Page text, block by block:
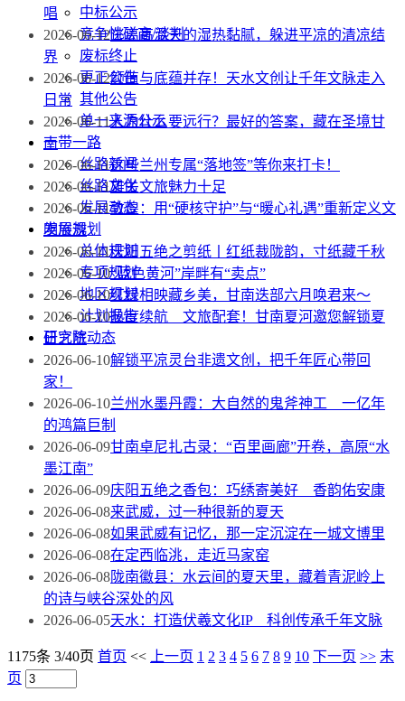
中标公示
竞争性磋商/谈判
废标终止
更正公告
其他公告
单一来源公示
一带一路
丝路新闻
丝路文化
发展动态
发展规划
总体规划
专项规划
地区规划
计划报告
研究院动态
唱
2026-06-12逃离高温天的湿热黏腻，躲进平凉的清凉结
界
2026-06-12颜值与底蕴并存！天水文创让千年文脉走入
日常
2026-06-11人为什么要远行？最好的答案，藏在圣境甘
南
2026-06-11这些兰州专属“落地签”等你来打卡！
2026-06-11雄关文旅魅力十足
2026-06-11敦煌：用“硬核守护”与“暖心礼遇”重新定义文
明旅游
2026-06-11庆阳五绝之剪纸丨红纸裁陇韵，寸纸藏千秋
2026-06-10“蓝色黄河”岸畔有“卖点”
2026-06-10红绿相映藏乡美，甘南迭部六月唤君来～
2026-06-10热度续航 文旅配套！甘南夏河邀您解锁夏
日之旅
2026-06-10解锁平凉灵台非遗文创，把千年匠心带回
家！
2026-06-10兰州水墨丹霞：大自然的鬼斧神工 一亿年
的鸿篇巨制
2026-06-09甘南卓尼扎古录：“百里画廊”开卷，高原“水
墨江南”
2026-06-09庆阳五绝之香包：巧绣寄美好 香韵佑安康
2026-06-08来武威，过一种很新的夏天
2026-06-08如果武威有记忆，那一定沉淀在一城文博里
2026-06-08在定西临洮，走近马家窑
2026-06-08陇南徽县：水云间的夏天里，藏着青泥岭上
的诗与峡谷深处的风
2026-06-05天水：打造伏羲文化IP 科创传承千年文脉
1175条 3/40页 首页 << 上一页 1 2 3 4 5 6 7 8 9 10 下一页 >> 末
页